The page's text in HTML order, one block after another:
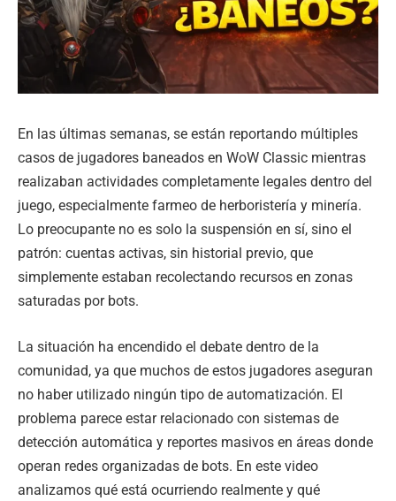
En las últimas semanas, se están reportando múltiples
casos de jugadores baneados en WoW Classic mientras
realizaban actividades completamente legales dentro del
juego, especialmente farmeo de herboristería y minería.
Lo preocupante no es solo la suspensión en sí, sino el
patrón: cuentas activas, sin historial previo, que
simplemente estaban recolectando recursos en zonas
saturadas por bots.
La situación ha encendido el debate dentro de la
comunidad, ya que muchos de estos jugadores aseguran
no haber utilizado ningún tipo de automatización. El
problema parece estar relacionado con sistemas de
detección automática y reportes masivos en áreas donde
operan redes organizadas de bots. En este video
analizamos qué está ocurriendo realmente y qué